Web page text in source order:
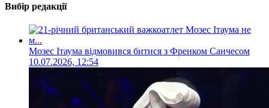
Вибір редакції
Мозес Ітаума відмовився битися з Френком Санчесом
10.07.2026, 12:54